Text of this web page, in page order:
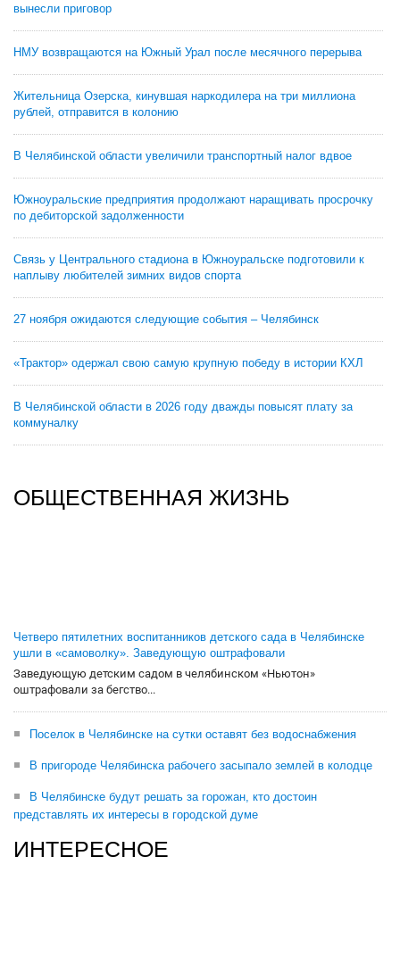
вынесли приговор
НМУ возвращаются на Южный Урал после месячного перерыва
Жительница Озерска, кинувшая наркодилера на три миллиона
рублей, отправится в колонию
В Челябинской области увеличили транспортный налог вдвое
Южноуральские предприятия продолжают наращивать просрочку
по дебиторской задолженности
Связь у Центрального стадиона в Южноуральске подготовили к
наплыву любителей зимних видов спорта
27 ноября ожидаются следующие события – Челябинск
«Трактор» одержал свою самую крупную победу в истории КХЛ
В Челябинской области в 2026 году дважды повысят плату за
коммуналку
ОБЩЕСТВЕННАЯ ЖИЗНЬ
Четверо пятилетних воспитанников детского сада в Челябинске
ушли в «самоволку». Заведующую оштрафовали
Заведующую детским садом в челябинском «Ньютон»
оштрафовали за бегство...
Поселок в Челябинске на сутки оставят без водоснабжения
В пригороде Челябинска рабочего засыпало землей в колодце
В Челябинске будут решать за горожан, кто достоин
представлять их интересы в городской думе
ИНТЕРЕСНОЕ